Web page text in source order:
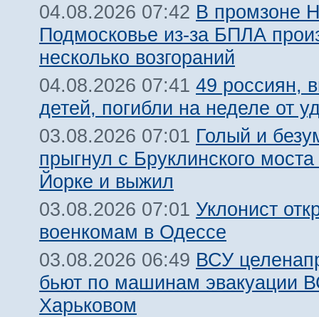
04.08.2026 07:42 В промзоне
Подмосковье из-за БПЛА
несколько возгораний
04.08.2026 07:41 49 россиян,
детей, погибли на неделе от
03.08.2026 07:01 Голый и
прыгнул с Бруклинского
Йорке и выжил
03.08.2026 07:01 Уклонист
военкомам в Одессе
03.08.2026 06:49 ВСУ
бьют по машинам эвакуации
Харьковом